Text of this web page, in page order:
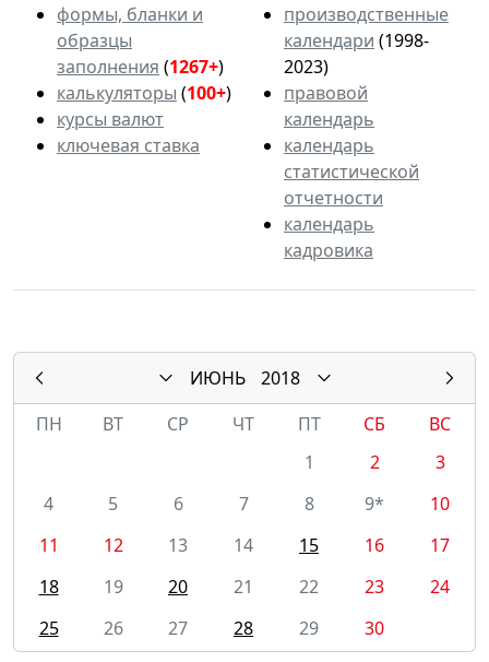
формы, бланки и
образцы
заполнения (1267+)
калькуляторы (100+)
курсы валют
ключевая ставка
производственные
календари (1998-
2023)
правовой
календарь
календарь
статистической
отчетности
календарь
кадровика
ИЮНЬ
2018
ПН
ВТ СР ЧТ ПТ СБ
ВС
1
2
3
4
5 6 7 8 9*
10
11
12 13 14 15 16
17
18
19 20 21 22 23
24
25
26 27 28 29 30